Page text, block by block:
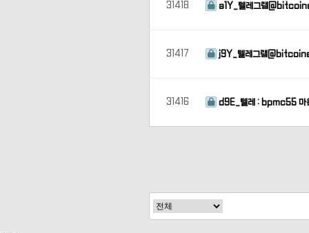
31418 a1Y_텔레그램
31417 j9Y_텔레그램
31416 d9E_텔레 : bpmc55 마